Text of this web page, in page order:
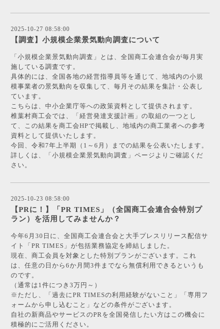
2025-10-27 08:58:00
【調査】小規模企業景気動向調査について
「小規模企業景気動向調査」とは、全国商工会連合会が毎月実
施している調査です。
具体的には、全国各地の経営指導員等を通じて、地域内の小規
模事業者の景気動向を収集して、毎月その結果を集計・公表し
ています。
こちらは、中小企業庁等への政策資料として提供されます。
椎葉村商工会では、「経営発達支援計画」の取組の一つとし
て、この結果を商工会HPで掲載し、地域内の商工業者への参考
資料として提供いたします。
今回、令和7年上半期（1～6月）までの結果を公表いたします。
詳しくは、「小規模企業景気動向調査」ページよりご確認くだ
さい。
2025-10-23 08:58:00
【PRに！】「PR TIMES」（全国商工会連合会特別プ
ラン）を活用してみませんか？
今年6月30日に、全国商工会連合会と大手プレスリリース配信サ
イト「PR TIMES」が包括業務協定を締結しました。
現在、商工会員を対象とした特別プランがございます。これ
は、任意の日から6か月間3件までなら無償利用できるというも
のです。
（通常は1件につき3万円～）
※ただし、「過去にPR TIMESの利用経験がないこと」「専用フ
ォームから申し込むこと」などの条件がございます。
自社の新商品やサービスのPRを全国発信したい方はこの機会に
積極的にご活用ください。